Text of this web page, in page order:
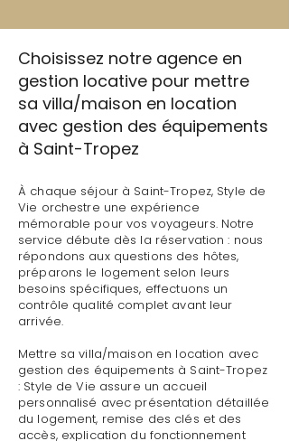
Choisissez notre agence en
gestion locative pour mettre
sa villa/maison en location
avec gestion des équipements
à Saint-Tropez
À chaque séjour à Saint-Tropez, Style de
Vie orchestre une expérience
mémorable pour vos voyageurs. Notre
service débute dès la réservation : nous
répondons aux questions des hôtes,
préparons le logement selon leurs
besoins spécifiques, effectuons un
contrôle qualité complet avant leur
arrivée.
Mettre sa villa/maison en location avec
gestion des équipements à Saint-Tropez
: Style de Vie assure un accueil
personnalisé avec présentation détaillée
du logement, remise des clés et des
accès, explication du fonctionnement